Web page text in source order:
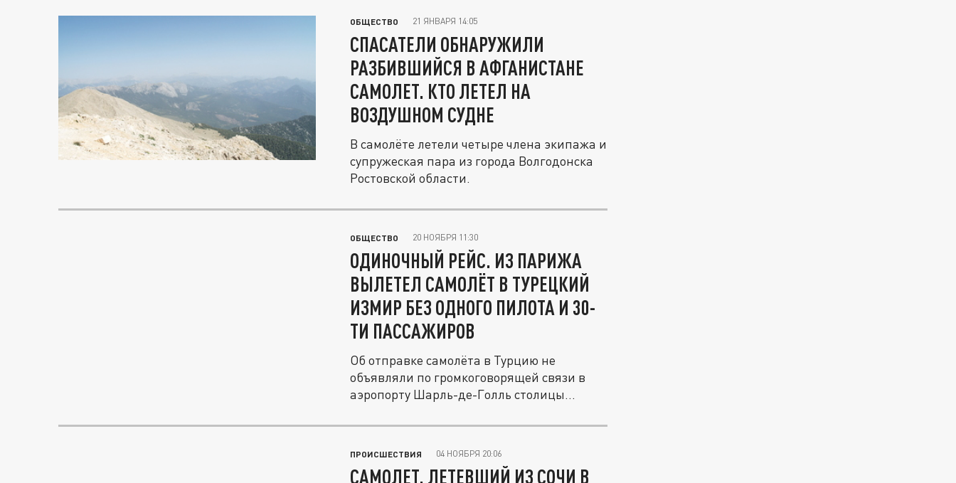
ОБЩЕСТВО 21 ЯНВАРЯ 14:05
СПАСАТЕЛИ ОБНАРУЖИЛИ
РАЗБИВШИЙСЯ В АФГАНИСТАНЕ
САМОЛЕТ. КТО ЛЕТЕЛ НА
ВОЗДУШНОМ СУДНЕ
В самолёте летели четыре члена экипажа и
супружеская пара из города Волгодонска
Ростовской области.
ОБЩЕСТВО 20 НОЯБРЯ 11:30
ОДИНОЧНЫЙ РЕЙС. ИЗ ПАРИЖА
ВЫЛЕТЕЛ САМОЛЁТ В ТУРЕЦКИЙ
ИЗМИР БЕЗ ОДНОГО ПИЛОТА И 30-
ТИ ПАССАЖИРОВ
Об отправке самолёта в Турцию не
объявляли по громкоговорящей связи в
аэропорту Шарль-де-Голль столицы...
ПРОИСШЕСТВИЯ 04 НОЯБРЯ 20:06
САМОЛЕТ, ЛЕТЕВШИЙ ИЗ СОЧИ В